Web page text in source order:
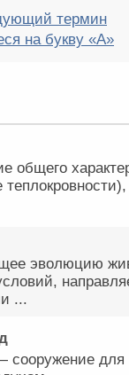
термин
на букву «А»
общего
эволюцию
...
сооружение для